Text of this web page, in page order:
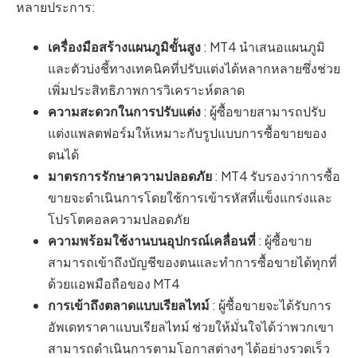
หลายประการ:
เครื่องมือสร้างแผนภูมิขั้นสูง: MT4 นำเสนอแผนภูมิ
และตัวบ่งชี้ทางเทคนิคที่ปรับแต่งได้หลากหลายซึ่งช่วย
เพิ่มประสิทธิภาพการวิเคราะห์ตลาด
ความสะดวกในการปรับแต่ง: ผู้ซื้อขายสามารถปรับ
แต่งแพลตฟอร์มให้เหมาะกับรูปแบบการซื้อขายของ
ตนได้
มาตรการรักษาความปลอดภัย: MT4 รับรองว่าการซื้อ
ขายจะดำเนินการโดยใช้การเข้ารหัสที่แข็งแกร่งและ
โปรโตคอลความปลอดภัย
ความพร้อมใช้งานบนอุปกรณ์เคลื่อนที่: ผู้ซื้อขาย
สามารถเข้าถึงบัญชีของตนและทำการซื้อขายได้ทุกที่
ด้วยแอพมือถือของ MT4
การเข้าถึงตลาดแบบเรียลไทม์: ผู้ซื้อขายจะได้รับการ
อัพเดทราคาแบบเรียลไทม์ ช่วยให้มั่นใจได้ว่าพวกเขา
สามารถดำเนินการตามโอกาสต่างๆ ได้อย่างรวดเร็ว